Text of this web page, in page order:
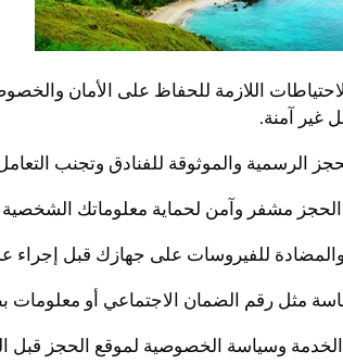
اللازمة للحفاظ على الأمان
غير آمنة.